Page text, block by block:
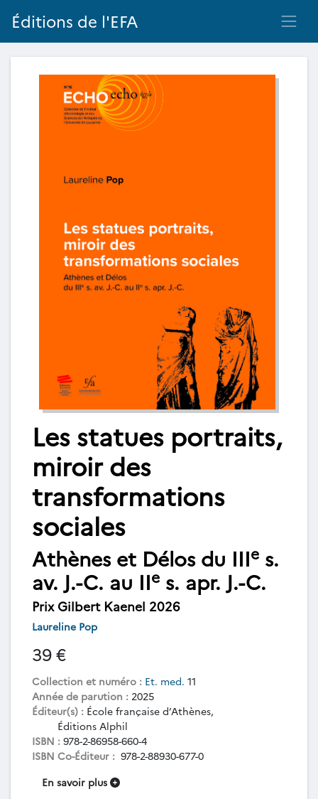
Éditions de l'EFA
Les statues portraits,
miroir des
transformations
sociales
Athènes et Délos du IIIes.
av. J.-C. au IIes. apr. J.-C.
Prix Gilbert Kaenel 2026
Laureline Pop
39 €
Collection et numéro : Et. med. 11
Année de parution : 2025
Éditeur(s) : École française d’Athènes,
Éditions Alphil
ISBN : 978-2-86958-660-4
ISBN Co-Éditeur : 978-2-88930-677-0
En savoir plus